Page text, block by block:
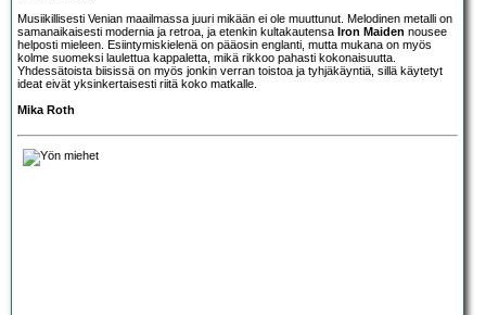
Musiikillisesti Venian maailmassa juuri mikään ei ole muuttunut. Melodinen metalli on
samanaikaisesti modernia ja retroa, ja etenkin kultakautensa Iron Maiden nousee
helposti mieleen. Esiintymiskielenä on pääosin englanti, mutta mukana on myös
kolme suomeksi laulettua kappaletta, mikä rikkoo pahasti kokonaisuutta.
Yhdessätoista biisissä on myös jonkin verran toistoa ja tyhjäkäyntiä, sillä käytetyt
ideat eivät yksinkertaisesti riitä koko matkalle.
Mika Roth